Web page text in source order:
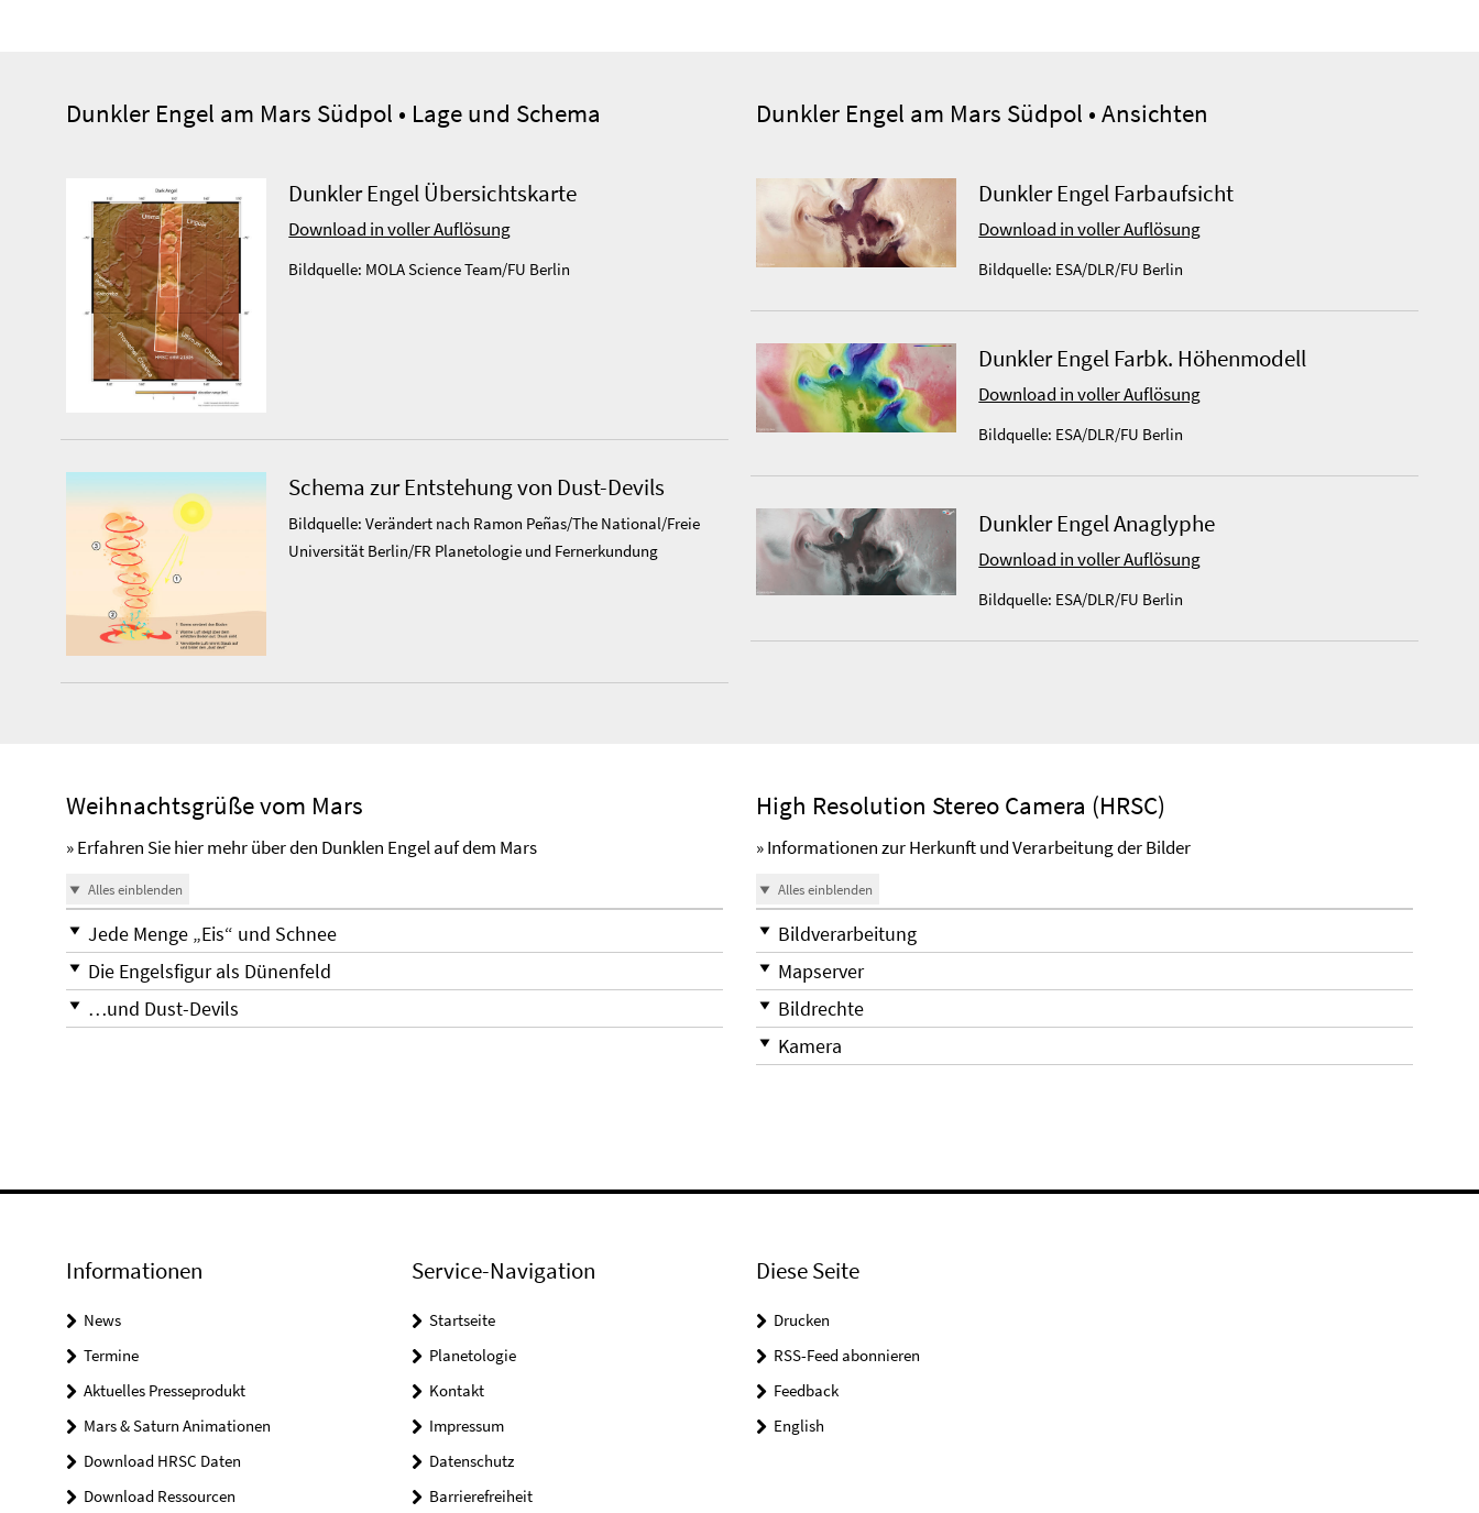
Dunkler Engel am Mars Südpol • Lage und Schema
Dunkler Engel Übersichtskarte
Download in voller Auflösung
Bildquelle: MOLA Science Team/FU Berlin
Schema zur Entstehung von Dust-Devils
Bildquelle: Verändert nach Ramon Peñas/The National/Freie
Universität Berlin/FR Planetologie und Fernerkundung
Dunkler Engel am Mars Südpol • Ansichten
Dunkler Engel Farbaufsicht
Download in voller Auflösung
Bildquelle: ESA/DLR/FU Berlin
Dunkler Engel Farbk. Höhenmodell
Download in voller Auflösung
Bildquelle: ESA/DLR/FU Berlin
Dunkler Engel Anaglyphe
Download in voller Auflösung
Bildquelle: ESA/DLR/FU Berlin
Weihnachtsgrüße vom Mars
» Erfahren Sie hier mehr über den Dunklen Engel auf dem Mars
Alles einblenden
Jede Menge „Eis“ und Schnee
Die Engelsfigur als Dünenfeld
…und Dust-Devils
High Resolution Stereo Camera (HRSC)
» Informationen zur Herkunft und Verarbeitung der Bilder
Alles einblenden
Bildverarbeitung
Mapserver
Bildrechte
Kamera
Informationen
News
Termine
Aktuelles Presseprodukt
Mars & Saturn Animationen
Download HRSC Daten
Download Ressourcen
Service-Navigation
Startseite
Planetologie
Kontakt
Impressum
Datenschutz
Barrierefreiheit
Diese Seite
Drucken
RSS-Feed abonnieren
Feedback
English